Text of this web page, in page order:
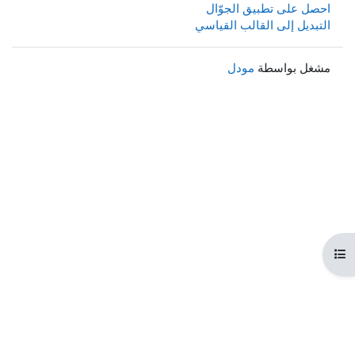
المقرر
احصل على تطبيق الجوّال
التبديل إلى القالب القياسي
مشغل بواسطة مودل